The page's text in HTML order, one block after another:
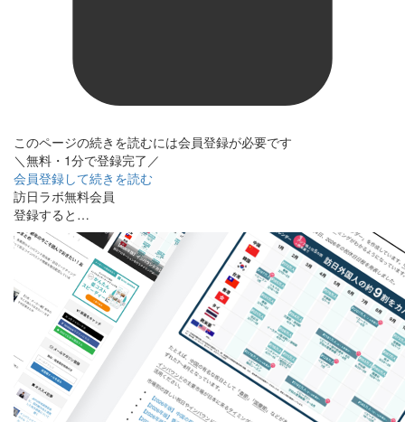
このページの続きを読むには会員登録が必要です
＼無料・1分で登録完了／
会員登録して続きを読む
訪日ラボ無料会員
登録すると…